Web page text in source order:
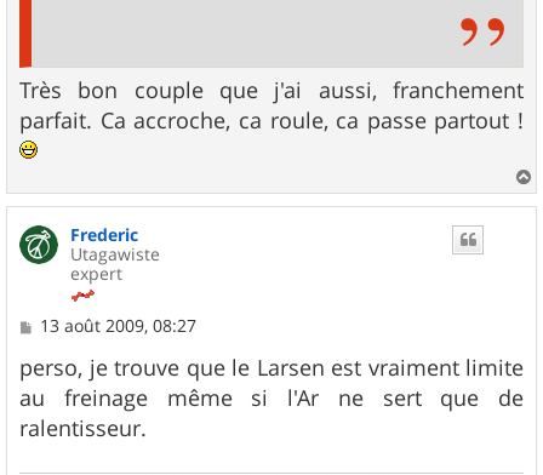
Très bon couple que j'ai aussi, franchement
parfait. Ca accroche, ca roule, ca passe partout !
a
Frederic
Utagawiste
expert
M
s
s
a
g
e
13 août 2009, 08:27
perso, je trouve que le Larsen est vraiment limite
au freinage même si l'Ar ne sert que de
ralentisseur.